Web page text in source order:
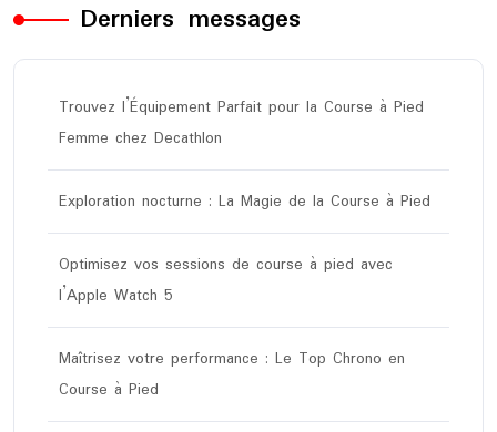
Derniers messages
Trouvez l’Équipement Parfait pour la Course à Pied
Femme chez Decathlon
Exploration nocturne : La Magie de la Course à Pied
Optimisez vos sessions de course à pied avec
l’Apple Watch 5
Maîtrisez votre performance : Le Top Chrono en
Course à Pied